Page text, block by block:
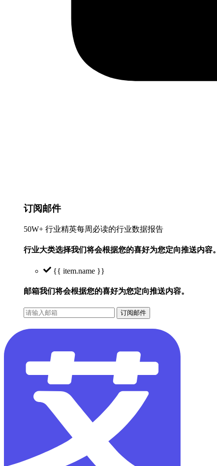
订阅邮件
50W+ 行业精英每周必读的行业数据报告
行业大类选择我们将会根据您的喜好为您定向推送内容。
{{ item.name }}
邮箱我们将会根据您的喜好为您定向推送内容。
订阅邮件